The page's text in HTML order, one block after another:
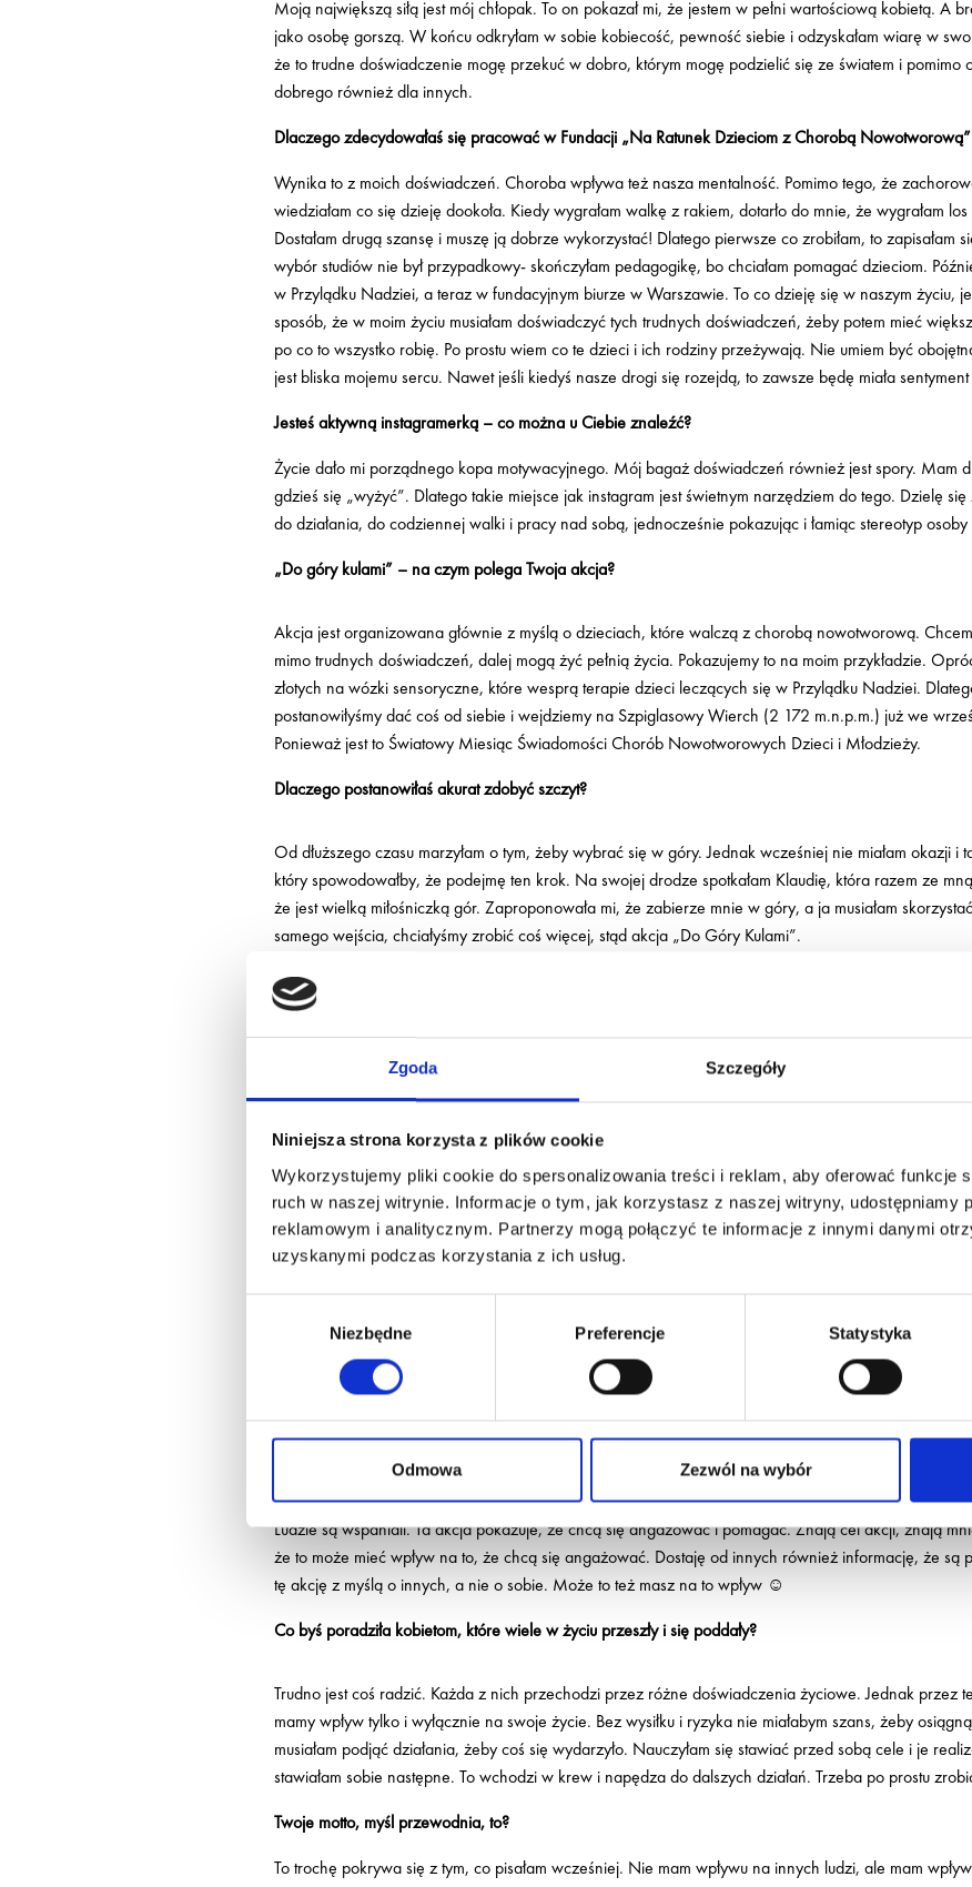
Zgoda Szczegóły
Niniejsza strona korzysta z plików cookie
Wykorzystujemy pliki cookie do spersonalizowania treści i reklam, aby oferować funkcje
ruch w naszej witrynie. Informacje o tym, jak korzystasz z naszej witryny, udostępniamy
reklamowym i analitycznym. Partnerzy mogą połączyć te informacje z innymi danymi
uzyskanymi podczas korzystania z ich usług.
Niezbędne Preferencje Statystyka
Odmowa Zezwól na wybór
Moją największą siłą jest mój chłopak. To on pokazał mi, że jestem w pełni wartościową kobietą. A
jako osobę gorszą. W końcu odkryłam w sobie kobiecość, pewność siebie i odzyskałam wiarę w
że to trudne doświadczenie mogę przekuć w dobro, którym mogę podzielić się ze światem i pomimo
dobrego również dla innych.
Dlaczego zdecydowałaś się pracować w Fundacji „Na Ratunek Dzieciom z Chorobą
Wynika to z moich doświadczeń. Choroba wpływa też nasza mentalność. Pomimo tego, że
wiedziałam co się dzieję dookoła. Kiedy wygrałam walkę z rakiem, dotarło do mnie, że wygrałam
Dostałam drugą szansę i muszę ją dobrze wykorzystać! Dlatego pierwsze co zrobiłam, to zapisałam
wybór studiów nie był przypadkowy- skończyłam pedagogikę, bo chciałam pomagać dzieciom.
w Przylądku Nadziei, a teraz w fundacyjnym biurze w Warszawie. To co dzieję się w naszym życiu,
sposób, że w moim życiu musiałam doświadczyć tych trudnych doświadczeń, żeby potem mieć
po co to wszystko robię. Po prostu wiem co te dzieci i ich rodziny przeżywają. Nie umiem być
jest bliska mojemu sercu. Nawet jeśli kiedyś nasze drogi się rozejdą, to zawsze będę miała
Jesteś aktywną instagramerką – co można u Ciebie znaleźć?
Życie dało mi porządnego kopa motywacyjnego. Mój bagaż doświadczeń również jest spory. Mam
gdzieś się „wyżyć”. Dlatego takie miejsce jak instagram jest świetnym narzędziem do tego. Dzielę
do działania, do codziennej walki i pracy nad sobą, jednocześnie pokazując i łamiąc stereotyp osoby
„Do góry kulami” – na czym polega Twoja akcja?
Akcja jest organizowana głównie z myślą o dzieciach, które walczą z chorobą nowotworową.
mimo trudnych doświadczeń, dalej mogą żyć pełnią życia. Pokazujemy to na moim przykładzie.
złotych na wózki sensoryczne, które wesprą terapie dzieci leczących się w Przylądku Nadziei.
postanowiłyśmy dać coś od siebie i wejdziemy na Szpiglasowy Wierch (2 172 m.n.p.m.) już we
Ponieważ jest to Światowy Miesiąc Świadomości Chorób Nowotworowych Dzieci i Młodzieży.
Dlaczego postanowiłaś akurat zdobyć szczyt?
Od dłuższego czasu marzyłam o tym, żeby wybrać się w góry. Jednak wcześniej nie miałam okazji i
który spowodowałby, że podejmę ten krok. Na swojej drodze spotkałam Klaudię, która razem ze
że jest wielką miłośniczką gór. Zaproponowała mi, że zabierze mnie w góry, a ja musiałam
samego wejścia, chciałyśmy zrobić coś więcej, stąd akcja „Do Góry Kulami”.
Cel akcji jest niezwykle szlachetny – zdradź nam szczegóły 🙂
żeby jeden znalazł się na oddziale hematologii, a drugi na przeszczepach. Po to, aby każde dziecko
zbiórki pieniędzy, chcemy dać dzieciom siłę i motywację do walki z chorobą. Na swoim przykładzie
Jak wyglądają Twoje przygotowania do tego wyzwania?
Od 2 lat trenuję wyciskanie sztangi leżąc, więc w jakiś sposób czuję się przygotowana do wejścia.
wyprawie. Tydzień temu miałam okazję wejść na Morskie Oko oraz na Czarny Staw. Było kilka
Wydaję mi się, że po prostu jestem autentyczna, w tym co robię. Osoby, które mnie znają, wiedzą,
to doceniamy i mamy nadzieję, że po tym wydarzeniu uda się wspólnie spotkać i świętować sukces!
O akcji zaczyna być coraz głośniej – dlaczego twoim zdaniem ludzie angażują się w tego typu
Ludzie są wspaniali. Ta akcja pokazuje, że chcą się angażować i pomagać. Znają cel akcji, znają
że to może mieć wpływ na to, że chcą się angażować. Dostaję od innych również informację, że są
tę akcję z myślą o innych, a nie o sobie. Może to też masz na to wpływ ☺
Co byś poradziła kobietom, które wiele w życiu przeszły i się poddały?
Trudno jest coś radzić. Każda z nich przechodzi przez różne doświadczenia życiowe. Jednak przez
mamy wpływ tylko i wyłącznie na swoje życie. Bez wysiłku i ryzyka nie miałabym szans, żeby
musiałam podjąć działania, żeby coś się wydarzyło. Nauczyłam się stawiać przed sobą cele i je
stawiałam sobie następne. To wchodzi w krew i napędza do dalszych działań. Trzeba po prostu
Twoje motto, myśl przewodnia, to?
To trochę pokrywa się z tym, co pisałam wcześniej. Nie mam wpływu na innych ludzi, ale mam